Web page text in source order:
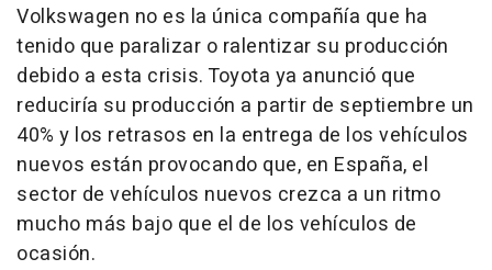
Volkswagen no es la única compañía que ha
tenido que paralizar o ralentizar su producción
debido a esta crisis. Toyota ya anunció que
reduciría su producción a partir de septiembre un
40% y los retrasos en la entrega de los vehículos
nuevos están provocando que, en España, el
sector de vehículos nuevos crezca a un ritmo
mucho más bajo que el de los vehículos de
ocasión.